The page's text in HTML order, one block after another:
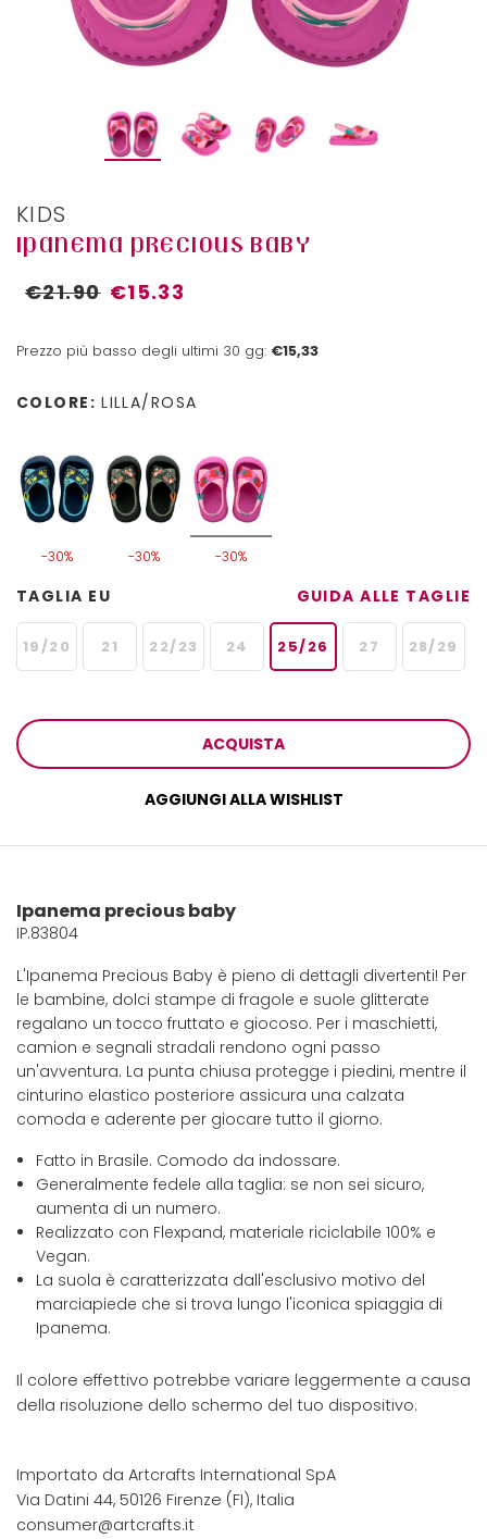
KIDS
IPANEMA PRECIOUS BABY
€21.90 €15.33
Prezzo più basso degli ultimi 30 gg: €15,33
COLORE: LILLA/ROSA
-30% -30% -30%
TAGLIA EU GUIDA ALLE TAGLIE
19/20 21 22/23 24 25/26 27 28/29
ACQUISTA
AGGIUNGI ALLA WISHLIST
Ipanema precious baby
IP.83804
L'Ipanema Precious Baby è pieno di dettagli divertenti! Per
le bambine, dolci stampe di fragole e suole glitterate
regalano un tocco fruttato e giocoso. Per i maschietti,
camion e segnali stradali rendono ogni passo
un'avventura. La punta chiusa protegge i piedini, mentre il
cinturino elastico posteriore assicura una calzata
comoda e aderente per giocare tutto il giorno.
Fatto in Brasile. Comodo da indossare.
Generalmente fedele alla taglia: se non sei sicuro,
aumenta di un numero.
Realizzato con Flexpand, materiale riciclabile 100% e
Vegan.
La suola è caratterizzata dall'esclusivo motivo del
marciapiede che si trova lungo l'iconica spiaggia di
Ipanema.
Il colore effettivo potrebbe variare leggermente a causa
della risoluzione dello schermo del tuo dispositivo.
Importato da Artcrafts International SpA
Via Datini 44, 50126 Firenze (FI), Italia
consumer@artcrafts.it